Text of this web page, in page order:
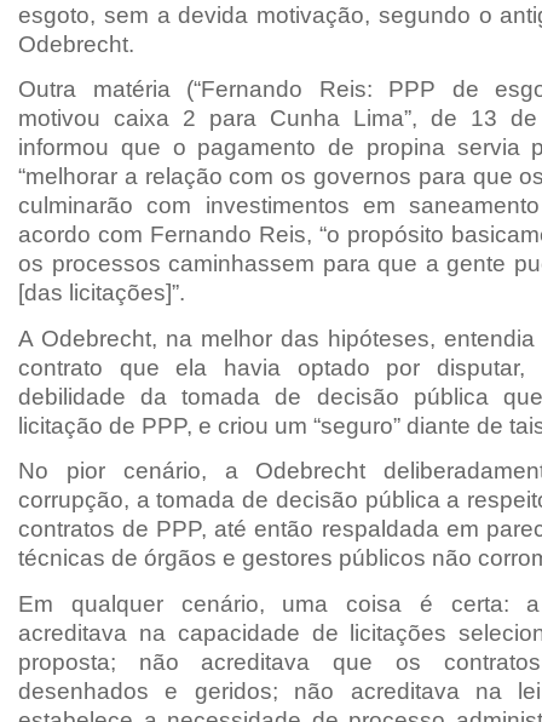
esgoto, sem a devida motivação, segundo o
Odebrecht.
Outra matéria (“Fernando Reis: PPP de
motivou caixa 2 para Cunha Lima”, de 13
informou que o pagamento de propina servia
“melhorar a relação com os governos para que
culminarão com investimentos em
acordo com Fernando Reis, “o propósito
os processos caminhassem para que a gente
[das licitações]”.
A Odebrecht, na melhor das hipóteses,
contrato que ela havia optado por disputar,
debilidade da tomada de decisão pública
licitação de PPP, e criou um “seguro” diante de
No pior cenário, a Odebrecht
corrupção, a tomada de decisão pública a
contratos de PPP, até então respaldada em
técnicas de órgãos e gestores públicos não
Em qualquer cenário, uma coisa é certa:
acreditava na capacidade de licitações
proposta; não acreditava que os
desenhados e geridos; não acreditava na